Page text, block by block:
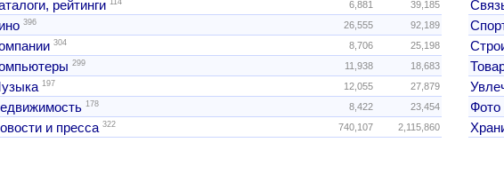
рейтинги 6,881 39,185
396 26,555 92,189
304 8,706 25,198
299 11,938 18,683
197 12,055 27,879
178 8,422 23,454
и пресса 322 740,107 2,115,860
Фото